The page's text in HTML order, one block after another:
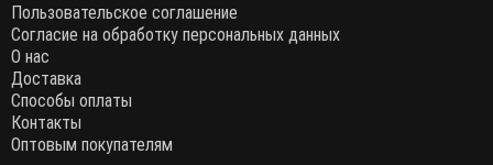
Пользовательское соглашение
Согласие на обработку персональных данных
О нас
Доставка
Способы оплаты
Контакты
Оптовым покупателям